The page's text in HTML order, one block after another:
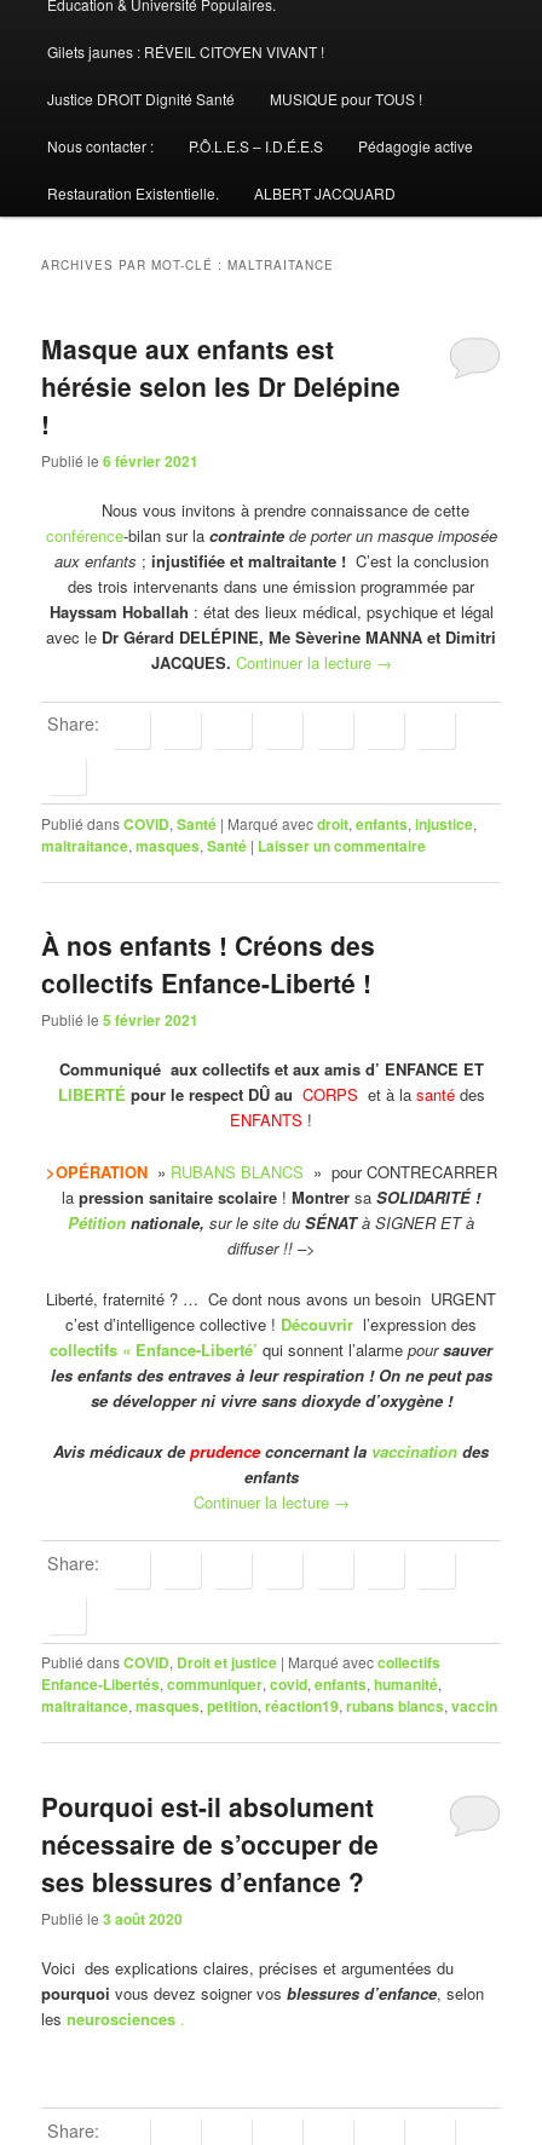
Gilets jaunes : RÉVEIL CITOYEN VIVANT !
Justice DROIT Dignité Santé MUSIQUE pour TOUS !
Nous contacter : P.Ô.L.E.S – I.D.É.E.S Pédagogie active
Restauration Existentielle. ALBERT JACQUARD
ARCHIVES PAR MOT-CLÉ :MALTRAITANCE
Masque aux enfants est
hérésie selon les Dr Delépine
!
Publié le6 février 2021
Nous vous invitons à prendre connaissance de cette
conférence-bilan sur la contraintede porter un masque imposée
aux enfants ; injustifiée et maltraitante ! C’est la conclusion
des trois intervenants dans une émission programmée par
Hayssam Hoballah : état des lieux médical, psychique et légal
avec le Dr Gérard DELÉPINE, Me Sèverine MANNA et Dimitri
JACQUES. Continuer la lecture →
Share:
Publié dansCOVID,Santé | Marqué avecdroit,enfants,injustice,
maltraitance,masques,Santé | Laisser un commentaire
À nos enfants ! Créons des
collectifs Enfance-Liberté !
Publié le5 février 2021
Communiqué aux collectifs et aux amis d’ ENFANCE ET
LIBERTÉ pour le respect DÛ au CORPS et à la santédes
ENFANTS !
>OPÉRATION» RUBANS BLANCS » pour CONTRECARRER
la pression sanitaire scolaire ! Montrer sa SOLIDARITÉ !
Pétition nationale, sur le site du SÉNATà SIGNER ET à
diffuser !! –>
Liberté, fraternité ? … Ce dont nous avons un besoin URGENT
c’est d’intelligence collective ! Découvrir l’expression des
collectifs « Enfance-Liberté’ qui sonnent l’alarme poursauver
les enfants des entraves à leur respiration ! On ne peut pas
se développer ni vivre sans dioxyde d’oxygène !
Avis médicaux de prudenceconcernant la vaccination des
enfants
Continuer la lecture →
Share:
Publié dansCOVID, Droit et justice | Marqué aveccollectifs
Enfance-Libertés,communiquer,covid,enfants,humanité,
maltraitance,masques,petition,réaction19,rubans blancs,vaccin
Pourquoi est-il absolument
nécessaire de s’occuper de
ses blessures d’enfance ?
Publié le3 août 2020
Voici des explications claires, précises et argumentées du
pourquoi vous devez soigner vosblessures d’enfance, selon
lesneurosciences .
Share: